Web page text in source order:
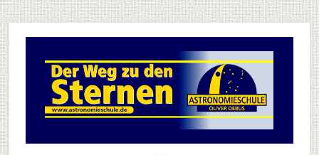
Skip
to
secondary
menu
Skip
to
main
content
Zur
Hauptsidebar
springen